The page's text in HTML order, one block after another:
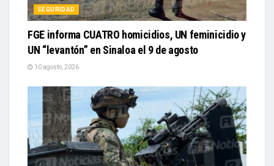
SEGURIDAD
FGE informa CUATRO homicidios, UN feminicidio y
UN “levantón” en Sinaloa el 9 de agosto
10 agosto, 2026